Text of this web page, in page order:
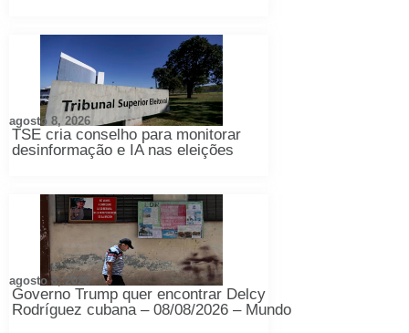
TSE cria conselho para monitorar
desinformação e IA nas eleições
agosto 8, 2026
Governo Trump quer encontrar Delcy
Rodríguez cubana – 08/08/2026 – Mundo
agosto 8, 2026